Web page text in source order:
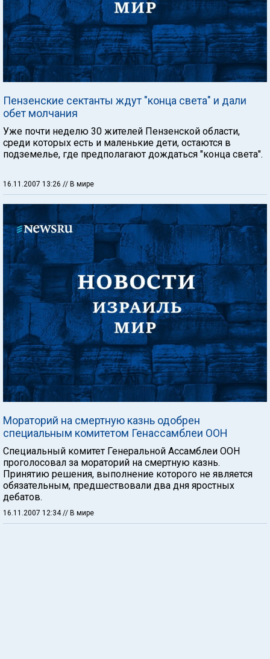
Пензенские сектанты ждут "конца света" и дали
обет молчания
Уже почти неделю 30 жителей Пензенской области,
среди которых есть и маленькие дети, остаются в
подземелье, где предполагают дождаться "конца света".
16.11.2007 13:26 // В мире
Мораторий на смертную казнь одобрен
специальным комитетом Генассамблеи ООН
Специальный комитет Генеральной Ассамблеи ООН
проголосовал за мораторий на смертную казнь.
Принятию решения, выполнение которого не является
обязательным, предшествовали два дня яростных
дебатов.
16.11.2007 12:34// В мире